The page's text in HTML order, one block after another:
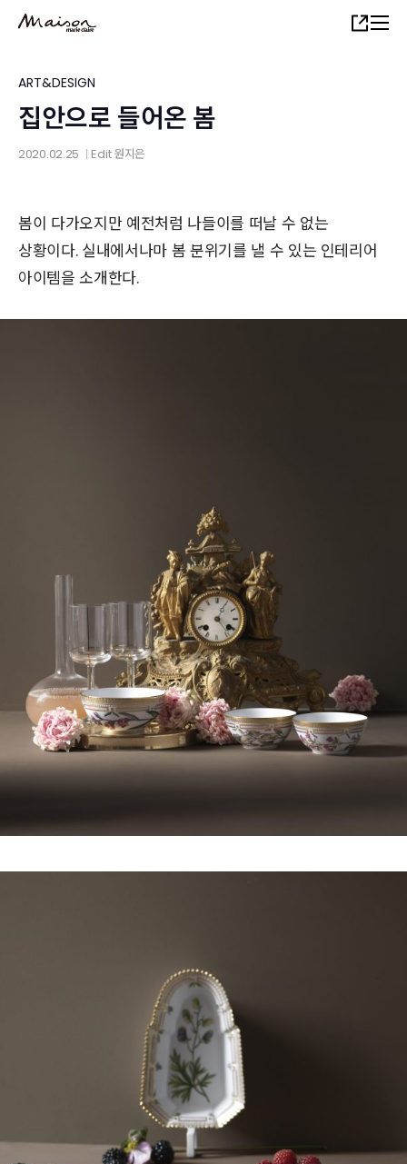
content
Share
ART&DESIGN
집안으로 들어온 봄
2020.02.25 Edit원지은
봄이 다가오지만 예전처럼 나들이를 떠날 수 없는
상황이다. 실내에서나마 봄 분위기를 낼 수 있는 인테리어
아이템을 소개한다.